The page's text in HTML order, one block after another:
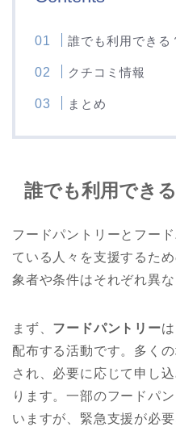
誰でも利用できる
クチコミ情報
まとめ
誰でも利用でき
フードパントリーとフー
ている人々を支援するた
象者や条件はそれぞれ異な
まず、 フードパントリー
配布する活動です。多く
され、必要に応じて申し
ります。一部のフードパ
いますが、緊急支援が必